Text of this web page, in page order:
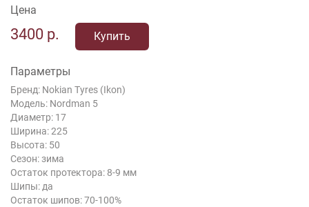
Цена
3400 р. Купить
Параметры
Бренд: Nokian Tyres (Ikon)
Модель: Nordman 5
Диаметр: 17
Ширина: 225
Высота: 50
Сезон: зима
Остаток протектора: 8-9 мм
Шипы: да
Остаток шипов: 70-100%